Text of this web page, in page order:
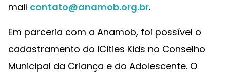
mail contato@anamob.org.br.
Em parceria com a Anamob, foi possível o
cadastramento do iCities Kids no Conselho
Municipal da Criança e do Adolescente. O